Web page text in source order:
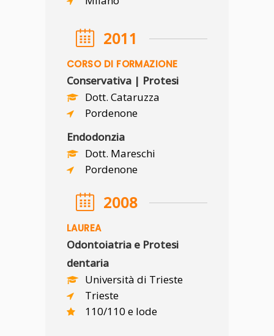
2011
CORSO DI FORMAZIONE
Conservativa | Protesi
Dott. Cataruzza
Pordenone
Endodonzia
Dott. Mareschi
Pordenone
2008
LAUREA
Odontoiatria e Protesi
dentaria
Università di Trieste
Trieste
110/110 e lode